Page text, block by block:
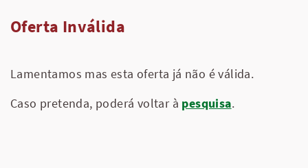
Oferta Inválida
Lamentamos mas esta oferta já não é válida.
Caso pretenda, poderá voltar à pesquisa.